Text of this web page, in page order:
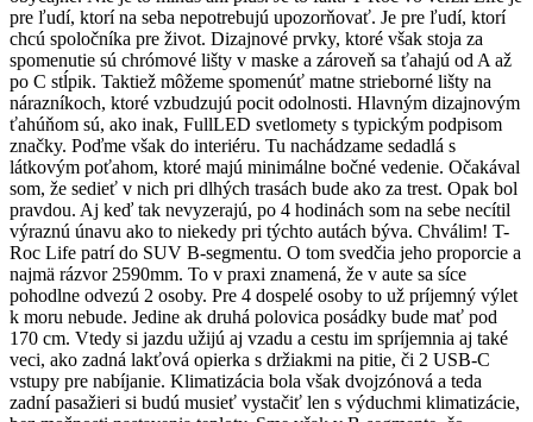
pre ľudí, ktorí na seba nepotrebujú upozorňovať. Je pre ľudí, ktorí
chcú spoločníka pre život. Dizajnové prvky, ktoré však stoja za
spomenutie sú chrómové lišty v maske a zároveň sa ťahajú od A až
po C stĺpik. Taktiež môžeme spomenúť matne strieborné lišty na
nárazníkoch, ktoré vzbudzujú pocit odolnosti. Hlavným dizajnovým
ťahúňom sú, ako inak, FullLED svetlomety s typickým podpisom
značky. Poďme však do interiéru. Tu nachádzame sedadlá s
látkovým poťahom, ktoré majú minimálne bočné vedenie. Očakával
som, že sedieť v nich pri dlhých trasách bude ako za trest. Opak bol
pravdou. Aj keď tak nevyzerajú, po 4 hodinách som na sebe necítil
výraznú únavu ako to niekedy pri týchto autách býva. Chválim! T-
Roc Life patrí do SUV B-segmentu. O tom svedčia jeho proporcie a
najmä rázvor 2590mm. To v praxi znamená, že v aute sa síce
pohodlne odvezú 2 osoby. Pre 4 dospelé osoby to už príjemný výlet
k moru nebude. Jedine ak druhá polovica posádky bude mať pod
170 cm. Vtedy si jazdu užijú aj vzadu a cestu im spríjemnia aj také
veci, ako zadná lakťová opierka s držiakmi na pitie, či 2 USB-C
vstupy pre nabíjanie. Klimatizácia bola však dvojzónová a teda
zadní pasažieri si budú musieť vystačiť len s výduchmi klimatizácie,